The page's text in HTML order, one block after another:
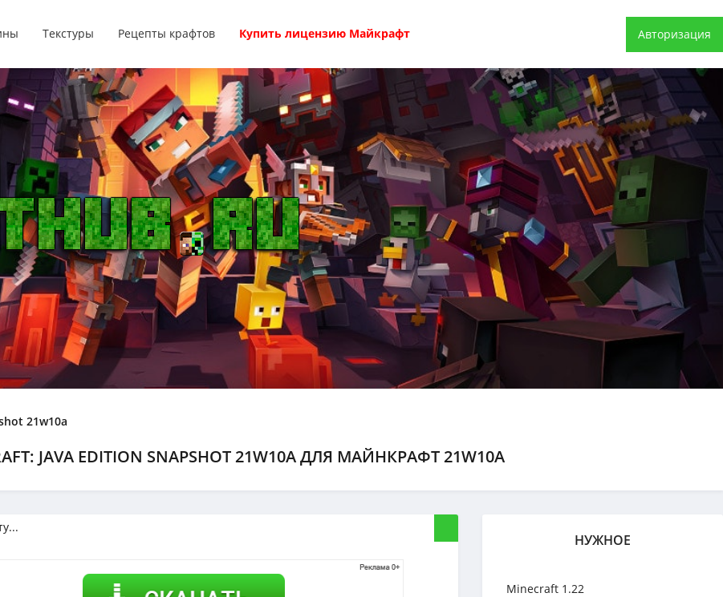
Текстуры Рецепты крафтов Купить лицензию Майкрафт Авторизация
21w10a
JAVA EDITION SNAPSHOT 21W10A ДЛЯ МАЙНКРАФТ 21W10A
НУЖНОЕ
Minecraft 1.22